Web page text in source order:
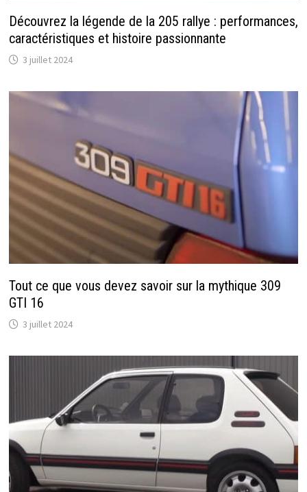
Découvrez la légende de la 205 rallye : performances,
caractéristiques et histoire passionnante
3 juillet 2024
Tout ce que vous devez savoir sur la mythique 309
GTI 16
3 juillet 2024